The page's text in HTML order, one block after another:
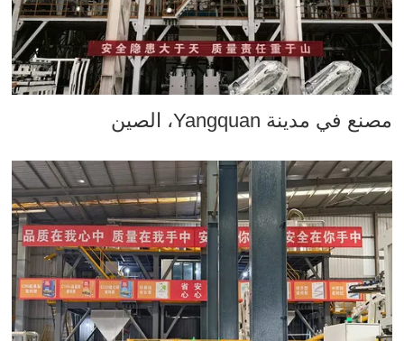
مصنع في مدينة Yangquan، الصين